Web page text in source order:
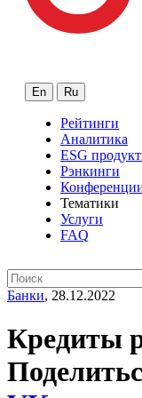
En Ru
Рейтинги
Аналитика
ESG
Рэнкинги
Тематики
Услуги
FAQ
Банки, 28.12.2022
Кредиты